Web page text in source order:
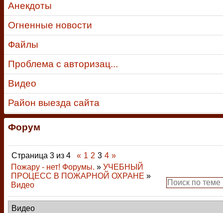
Анекдоты
Огненные новости
Файлы
Проблема с авторизац...
Видео
Район выезда сайта
Форум
Страница 3 из 4 « 1 2 3 4 »
Пожару - нет! Форумы. » УЧЕБНЫЙ
ПРОЦЕСС В ПОЖАРНОЙ ОХРАНЕ »
Видео
Видео